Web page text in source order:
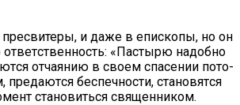
и да­же в епи­ско­пы, но он
«Пас­ты­рю на­доб­но
от­ча­я­нию в сво­ем спа­се­нии по­то­
пре­да­ют­ся бес­печ­но­сти, ста­но­вят­ся
ста­но­вить­ся свя­щен­ни­ком.